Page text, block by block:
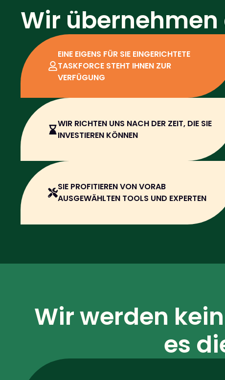
Wir
EINE EIGENS FÜR SIE EINGERICHTETE
TASKFORCE STEHT IHNEN ZUR
VERFÜGUNG
WIR RICHTEN UNS NACH DER ZEIT, DIE SIE
INVESTIEREN KÖNNEN
SIE PROFITIEREN VON VORAB
AUSGEWÄHLTEN TOOLS UND EXPERTEN
Wir werden
es